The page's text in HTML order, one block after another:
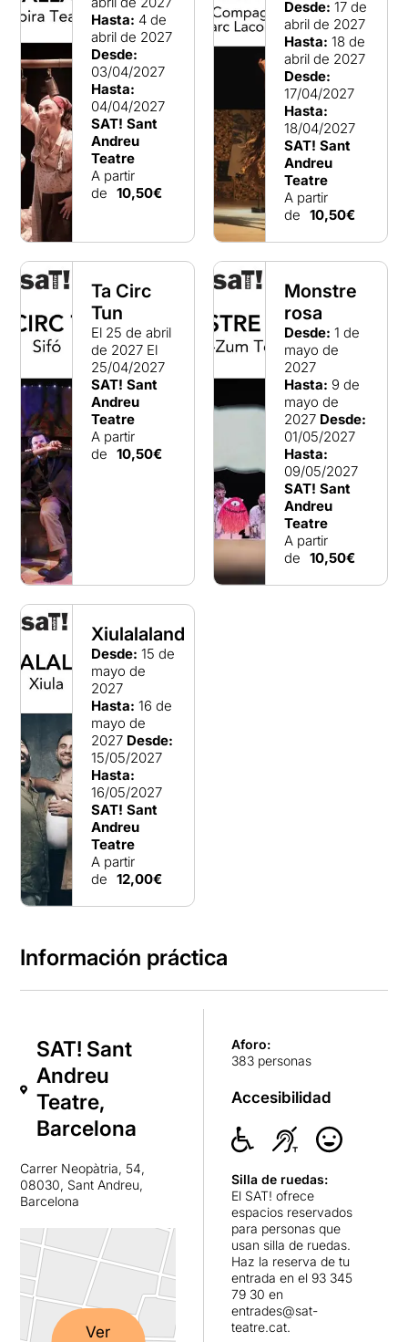
Hasta: 4 de
abril de 2027
Desde:
03/04/2027
Hasta:
04/04/2027
SAT! Sant
Andreu
Teatre
A partir
de 10,50€
Desde: 17 de
abril de 2027
Hasta: 18 de
abril de 2027
Desde:
17/04/2027
Hasta:
18/04/2027
SAT! Sant
Andreu
Teatre
A partir
de 10,50€
Ta Circ
Tun
El 25 de abril
de 2027 El
25/04/2027
SAT! Sant
Andreu
Teatre
A partir
de 10,50€
Monstre
rosa
Desde: 1 de
mayo de
2027
Hasta: 9 de
mayo de
2027 Desde:
01/05/2027
Hasta:
09/05/2027
SAT! Sant
Andreu
Teatre
A partir
de 10,50€
Xiulalaland
Desde: 15 de
mayo de
2027
Hasta: 16 de
mayo de
2027 Desde:
15/05/2027
Hasta:
16/05/2027
SAT! Sant
Andreu
Teatre
A partir
de 12,00€
Información práctica
SAT! Sant
Andreu
Teatre,
Barcelona
Carrer Neopàtria, 54,
08030, Sant Andreu,
Barcelona
Ver
Aforo:
383 personas
Accesibilidad
Silla de ruedas:
El SAT! ofrece
espacios reservados
para personas que
usan silla de ruedas.
Haz la reserva de tu
entrada en el 93 345
79 30 en
entrades@sat-
teatre.cat.